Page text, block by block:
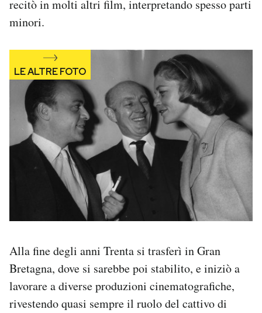
recitò in molti altri film, interpretando spesso parti
minori.
Alla fine degli anni Trenta si trasferì in Gran
Bretagna, dove si sarebbe poi stabilito, e iniziò a
lavorare a diverse produzioni cinematografiche,
rivestendo quasi sempre il ruolo del cattivo di